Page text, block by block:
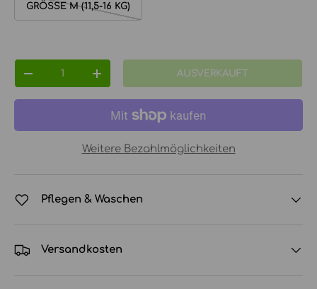
GRÖSSE M (11,5-16 KG)
MENGE VERRINGERNMENGE ERHÖHENAUSVERKAUFT
Weitere Bezahlmöglichkeiten
Pflegen & Waschen
Versandkosten